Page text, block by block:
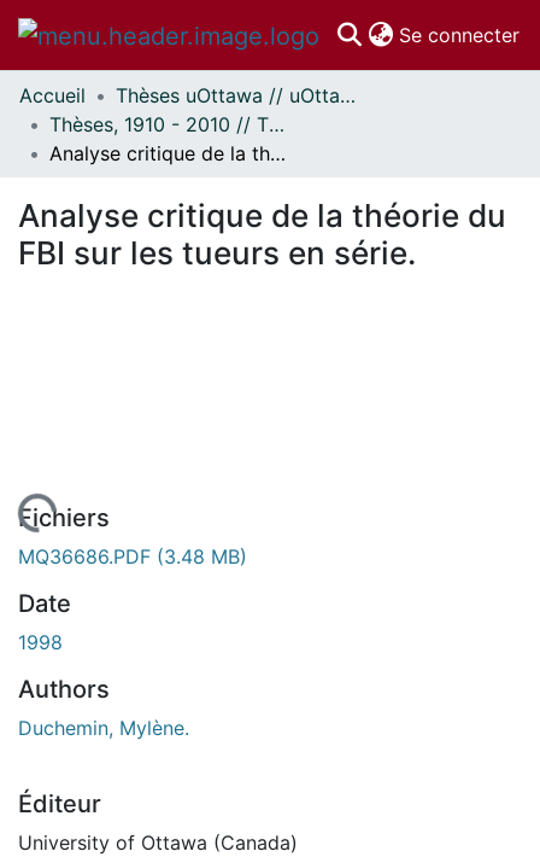
Se connecter
Communautés
et collections
Parcourir
À propos
Accueil
Thèses uOttawa // uOttawa Theses
Thèses, 1910 - 2010 // Theses, 1910 - 2010
Analyse critique de la théorie du FBI sur les tueurs en série.
Analyse critique de la théorie du
FBI sur les tueurs en série.
Fichiers
MQ36686.PDF (3.48 MB)
Date
1998
Authors
Duchemin, Mylène.
Éditeur
University of Ottawa (Canada)